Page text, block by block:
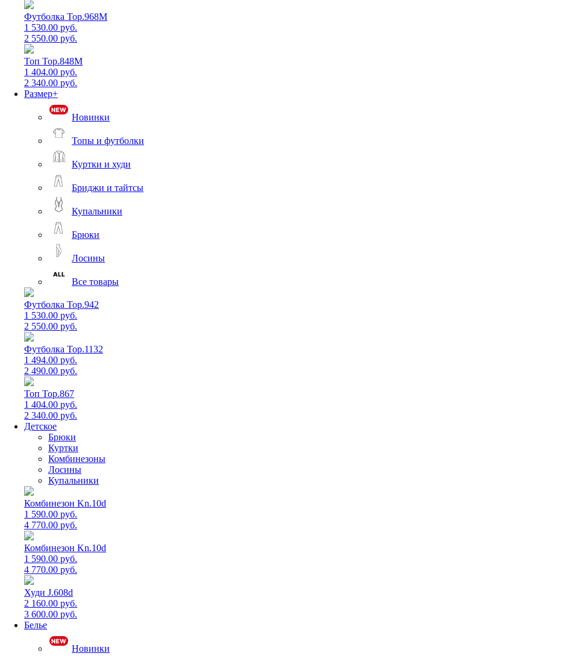
Футболка Top.968M
1 530.00 руб.
2 550.00 руб.
Топ Top.848M
1 404.00 руб.
2 340.00 руб.
Размер+
Новинки
Топы и футболки
Куртки и худи
Бриджи и тайтсы
Купальники
Брюки
Лосины
Все товары
Футболка Top.942
1 530.00 руб.
2 550.00 руб.
Футболка Top.1132
1 494.00 руб.
2 490.00 руб.
Топ Top.867
1 404.00 руб.
2 340.00 руб.
Детское
Брюки
Куртки
Комбинезоны
Лосины
Купальники
Комбинезон Kn.10d
1 590.00 руб.
4 770.00 руб.
Комбинезон Kn.10d
1 590.00 руб.
4 770.00 руб.
Худи J.608d
2 160.00 руб.
3 600.00 руб.
Белье
Новинки